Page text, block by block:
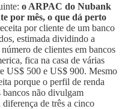
o ARPAC do Nubank
por mês, o que dá perto
por cliente de um banco
estimada dividindo a
de clientes em bancos
fica na casa de várias
US$ 500 e US$ 900. Mesmo
porque o perfil de renda
bancos não divulgam
de três a cinco